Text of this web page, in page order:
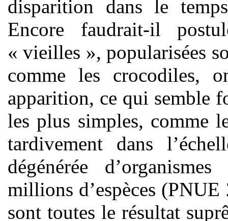
disparition dans le
Encore faudrait-il
« vieilles », popularisées
comme les crocodiles,
apparition, ce qui semble
les plus simples, comme
tardivement dans
dégénérée
millions d’espèces
sont toutes le résultat